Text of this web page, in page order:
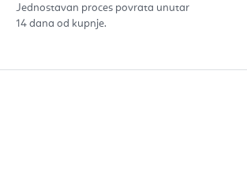
Jednostavan proces povrata unutar
14 dana od kupnje.